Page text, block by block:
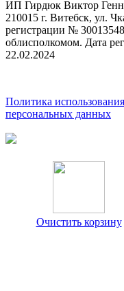
ИП Гирдюк Виктор
210015 г. Витебск, ул.
регистрации №
облисполкомом. Дата
22.02.2024
Политика
персональных данных
Очистить корзину